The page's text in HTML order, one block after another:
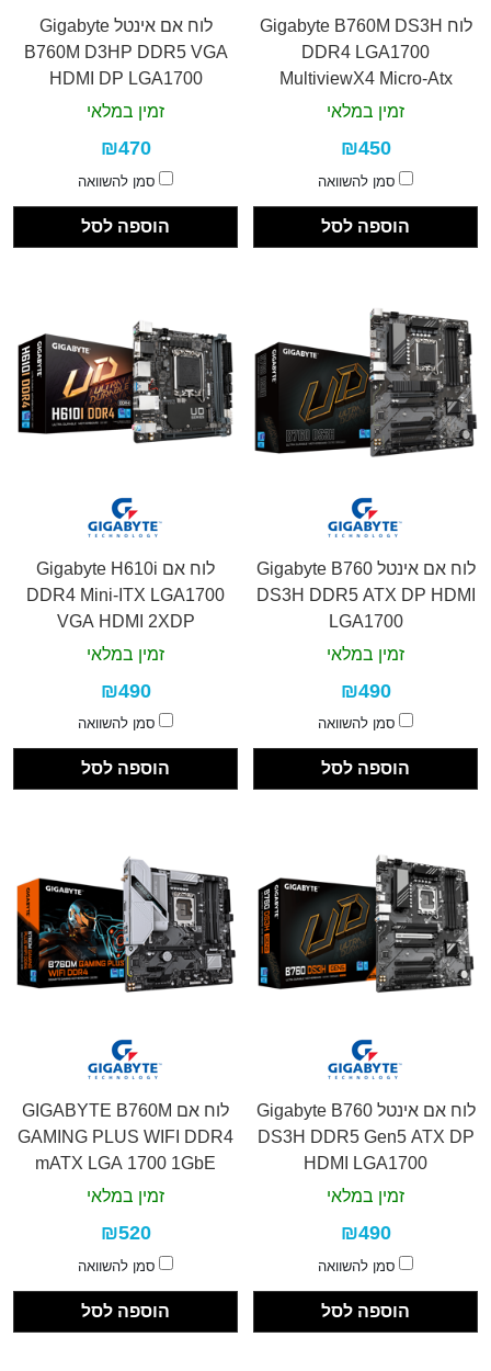
לוח Gigabyte B760M DS3H
DDR4 LGA1700
MultiviewX4 Micro-Atx
זמין במלאי
₪450
סמן להשוואה
הוספה לסל
לוח אם אינטל Gigabyte
B760M D3HP DDR5 VGA
HDMI DP LGA1700
זמין במלאי
₪470
סמן להשוואה
הוספה לסל
לוח אם אינטל Gigabyte B760
DS3H DDR5 ATX DP HDMI
LGA1700
זמין במלאי
₪490
סמן להשוואה
הוספה לסל
לוח אם Gigabyte H610i
DDR4 Mini-ITX LGA1700
VGA HDMI 2XDP
זמין במלאי
₪490
סמן להשוואה
הוספה לסל
לוח אם אינטל Gigabyte B760
DS3H DDR5 Gen5 ATX DP
HDMI LGA1700
זמין במלאי
₪490
סמן להשוואה
הוספה לסל
לוח אם GIGABYTE B760M
GAMING PLUS WIFI DDR4
mATX LGA 1700 1GbE
זמין במלאי
₪520
סמן להשוואה
הוספה לסל